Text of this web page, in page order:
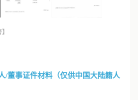
/董事证件材料（仅供中国大陆籍人